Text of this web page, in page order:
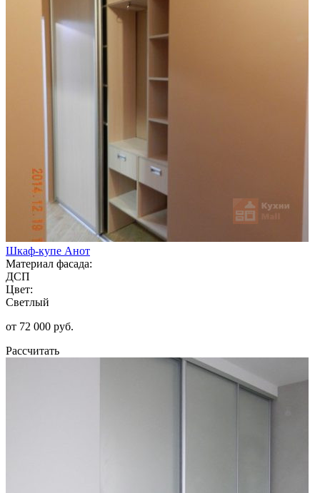
Шкаф-купе Анот
Материал фасада:
ДСП
Цвет:
Светлый
от 72 000 руб.
Рассчитать